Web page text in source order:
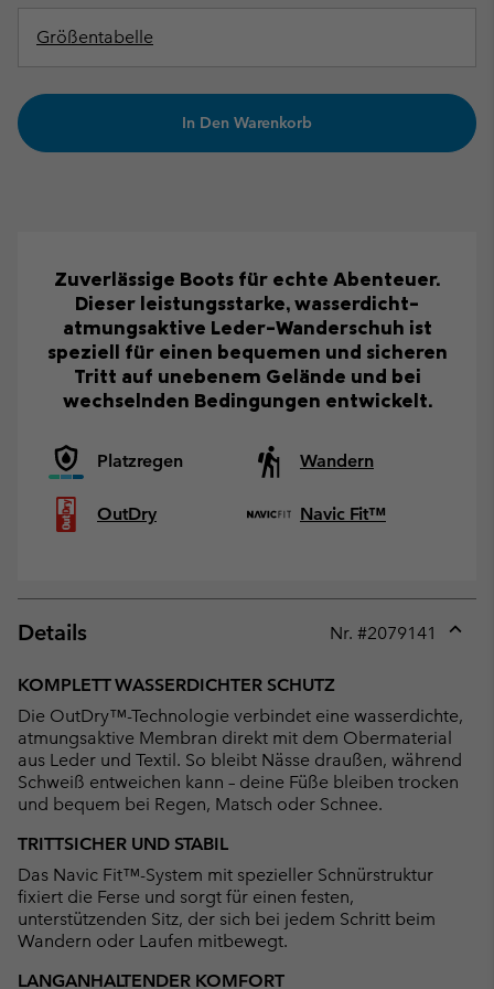
Größentabelle
In Den Warenkorb
Zuverlässige Boots für echte Abenteuer.
Dieser leistungsstarke, wasserdicht-
atmungsaktive Leder-Wanderschuh ist
speziell für einen bequemen und sicheren
Tritt auf unebenem Gelände und bei
wechselnden Bedingungen entwickelt.
Platzregen Wandern
OutDry Navic Fit™
Details Nr. #2079141
KOMPLETT WASSERDICHTER SCHUTZ
Die OutDry™-Technologie verbindet eine wasserdichte,
atmungsaktive Membran direkt mit dem Obermaterial
aus Leder und Textil. So bleibt Nässe draußen, während
Schweiß entweichen kann – deine Füße bleiben trocken
und bequem bei Regen, Matsch oder Schnee.
TRITTSICHER UND STABIL
Das Navic Fit™-System mit spezieller Schnürstruktur
fixiert die Ferse und sorgt für einen festen,
unterstützenden Sitz, der sich bei jedem Schritt beim
Wandern oder Laufen mitbewegt.
LANGANHALTENDER KOMFORT